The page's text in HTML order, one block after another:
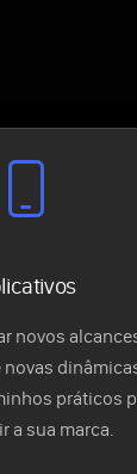
novos
práticos
a sua marca.